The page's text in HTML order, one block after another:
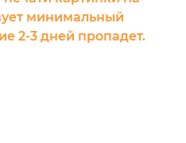
минимальный
2-3 дней пропадет.